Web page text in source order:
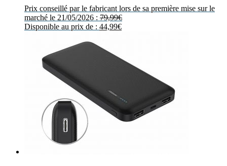
Prix conseillé par le fabricant lors de sa première mise sur le
marché le 21/05/2026 : 79,99€
Disponible au prix de : 44,99€